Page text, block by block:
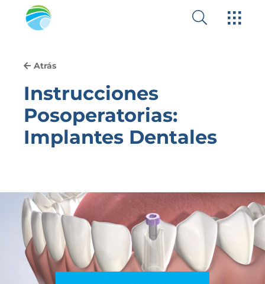
Atrás
Instrucciones
Posoperatorias:
Implantes Dentales